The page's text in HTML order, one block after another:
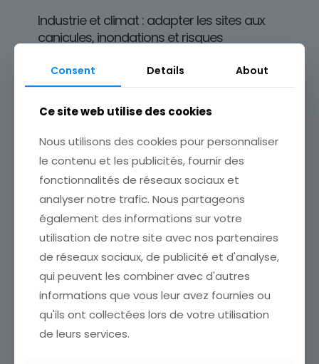
Industrie et climat : adapter les sites aux
canicules, inondations et risques
Industrie et climat : adaptez vos sites aux canicules,
inondations et risques pour sécuriser l’activité,
réduire les impacts et gagner en résilience.
Ports, rail, routes : logistique industrielle en
France, points noirs et plans
Ports, rail, routes : état de la logistique industrielle en
France, points noirs, enjeux clés et plans d’action
pour gagner en performance et résilience.
En savoir +
Consent Details About
Ce site web utilise des cookies
Nous utilisons des cookies pour personnaliser
le contenu et les publicités, fournir des
fonctionnalités de réseaux sociaux et
analyser notre trafic. Nous partageons
également des informations sur votre
utilisation de notre site avec nos partenaires
de réseaux sociaux, de publicité et d'analyse,
qui peuvent les combiner avec d'autres
informations que vous leur avez fournies ou
qu'ils ont collectées lors de votre utilisation
de leurs services.